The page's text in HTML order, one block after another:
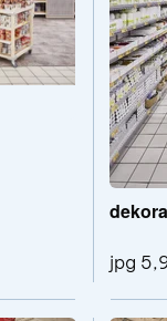
Pokaż
jpg